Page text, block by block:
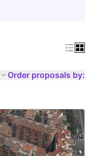
Order proposals by: